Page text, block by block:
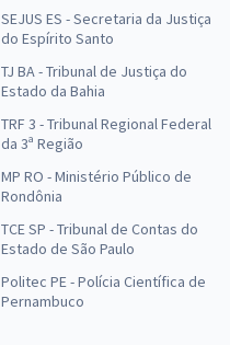
SEJUS ES - Secretaria da Justiça
do Espírito Santo
TJ BA - Tribunal de Justiça do
Estado da Bahia
TRF 3 - Tribunal Regional Federal
da 3ª Região
MP RO - Ministério Público de
Rondônia
TCE SP - Tribunal de Contas do
Estado de São Paulo
Politec PE - Polícia Científica de
Pernambuco